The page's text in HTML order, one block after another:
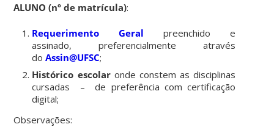
ALUNO (nº de matrícula):
Requerimento Geral preenchido e
assinado, preferencialmente através
doAssin@UFSC;
Histórico escolaronde constem as disciplinas
cursadas – de preferência com certificação
digital;
Observações: